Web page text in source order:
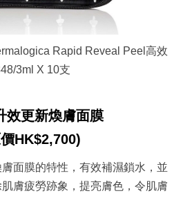
Rapid Reveal Peel高效
3ml X 10支
效更新煥膚面膜
HK$2,700)
面膜的特性，有效補濕鎖水，並
膚疲勞跡象，提亮膚色，令肌膚